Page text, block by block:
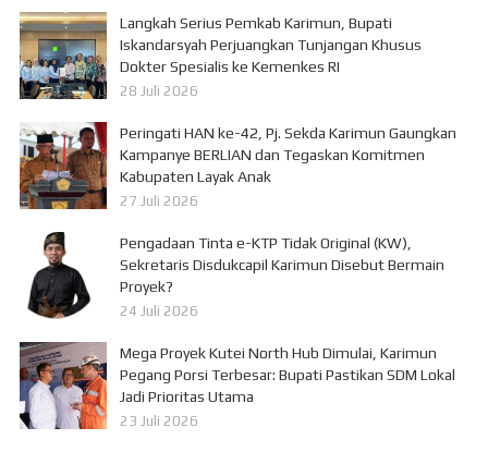
Langkah Serius Pemkab Karimun, Bupati
Iskandarsyah Perjuangkan Tunjangan Khusus
Dokter Spesialis ke Kemenkes RI
28 Juli 2026
Peringati HAN ke-42, Pj. Sekda Karimun Gaungkan
Kampanye BERLIAN dan Tegaskan Komitmen
Kabupaten Layak Anak
27 Juli 2026
Pengadaan Tinta e-KTP Tidak Original (KW),
Sekretaris Disdukcapil Karimun Disebut Bermain
Proyek?
24 Juli 2026
Mega Proyek Kutei North Hub Dimulai, Karimun
Pegang Porsi Terbesar: Bupati Pastikan SDM Lokal
Jadi Prioritas Utama
23 Juli 2026